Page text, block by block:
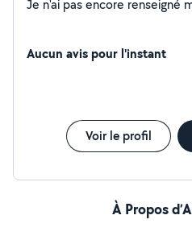
Aucun avis pour l'instant
Voir le profil
À Propos